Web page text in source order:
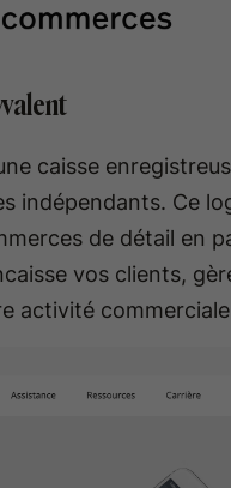
caisse
indépendants. Ce
de détail en
vos clients,
activité